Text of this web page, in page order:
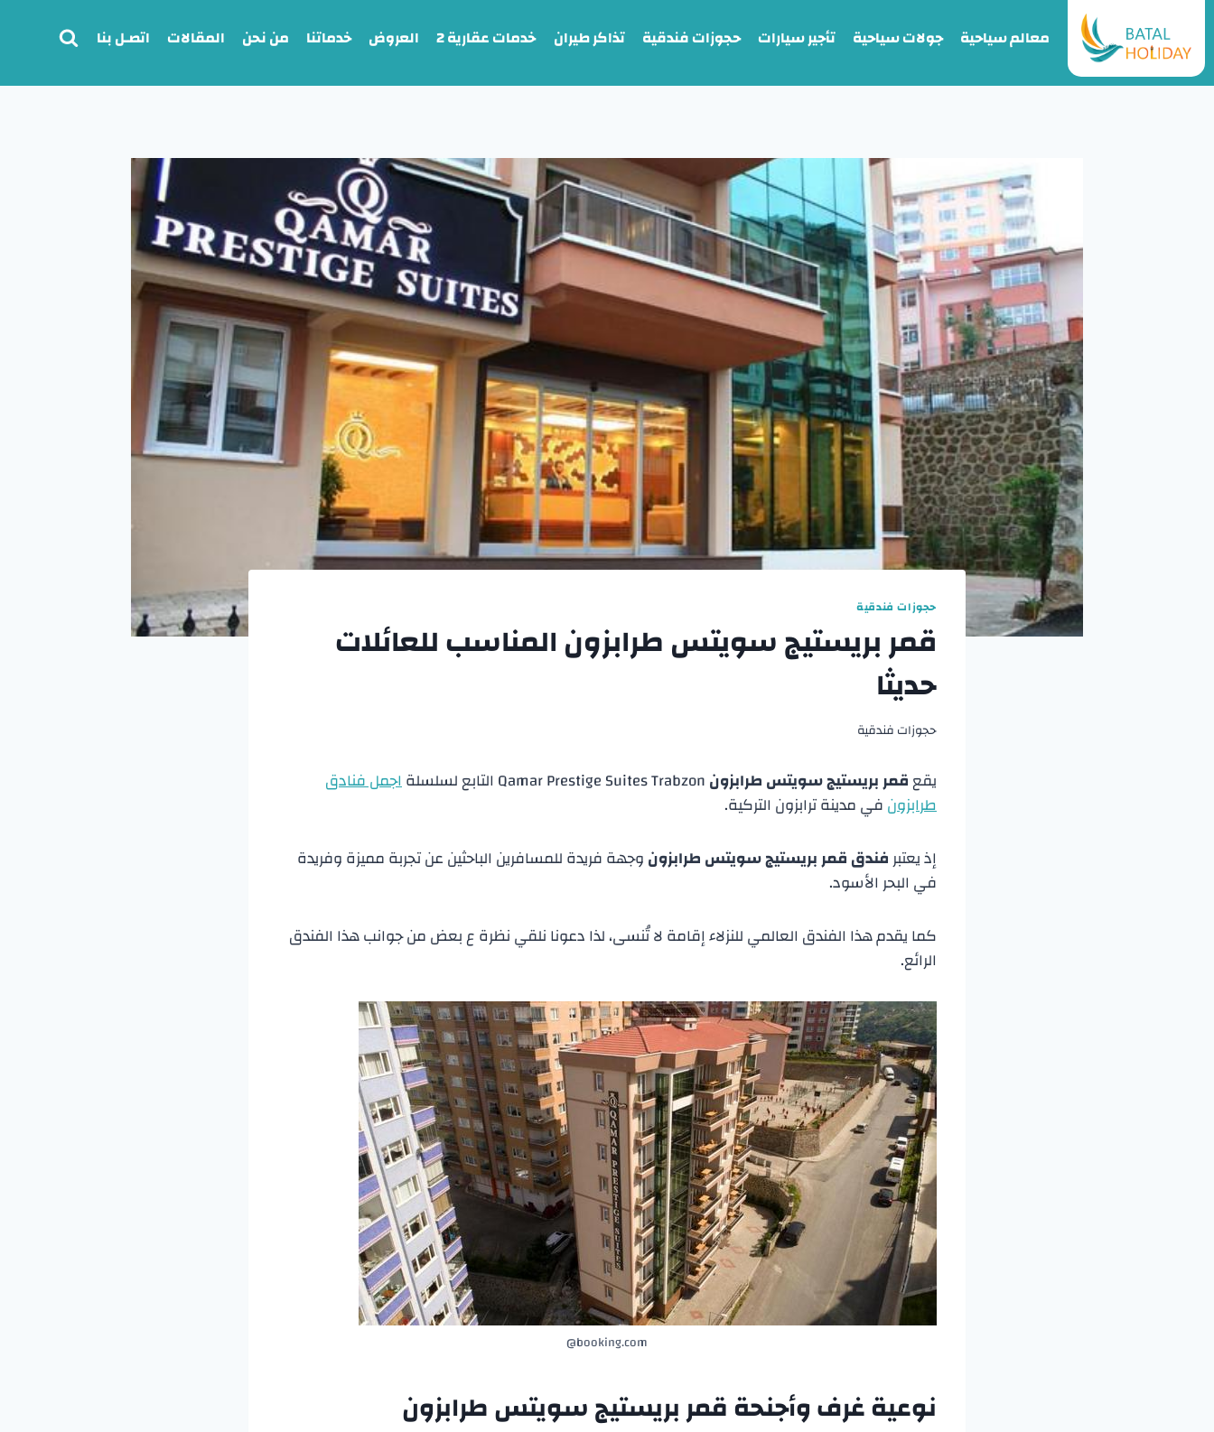
معالم سياحية جولات سياحية تأجير سيارات حجوزات فندقية تذاكر طيران خدمات عقارية 2 العروض خدماتنا من نحن المقالات اتصـل بنا
حجوزات فندقية
قمر بريستيج سويتس طرابزون المناسب للعائلات
حديثا
حجوزات فندقية
يقعقمر بريستيج سويتس طرابزون
اجمل فنادق
طرابزونفي مدينة ترابزون التركية.
إذ يعتبرفندق قمر بريستيج سويتس طرابزونوجهة فريدة للمسافرين الباحثين عن تجربة مميزة وفريدة
في البحر الأسود.
كما يقدم هذا الفندق العالمي للنزلاء إقامة لا تُنسى، لذا دعونا نلقي نظرة ع بعض من جوانب هذا الفندق
الرائع.
booking.com@
نوعية غرف وأجنحةقمر بريستيج سويتس طرابزون